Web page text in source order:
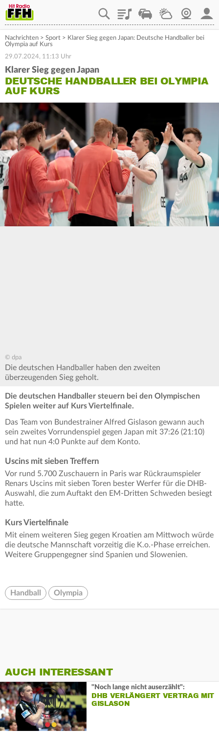
PlaylistStaupilotWetterWebcam
Nachrichten > Sport > Klarer Sieg gegen Japan: Deutsche Handballer bei
Olympia auf Kurs
29.07.2024, 11:13 Uhr
Klarer Sieg gegen Japan
DEUTSCHE HANDBALLER BEI OLYMPIA
AUF KURS
© dpa
Die deutschen Handballer haben den zweiten
überzeugenden Sieg geholt.
Die deutschen Handballer steuern bei den Olympischen
Spielen weiter auf Kurs Viertelfinale.
Das Team von Bundestrainer Alfred Gislason gewann auch
sein zweites Vorrundenspiel gegen Japan mit 37:26 (21:10)
und hat nun 4:0 Punkte auf dem Konto.
Uscins mit sieben Treffern
Vor rund 5.700 Zuschauern in Paris war Rückraumspieler
Renars Uscins mit sieben Toren bester Werfer für die DHB-
Auswahl, die zum Auftakt den EM-Dritten Schweden besiegt
hatte.
Kurs Viertelfinale
Mit einem weiteren Sieg gegen Kroatien am Mittwoch würde
die deutsche Mannschaft vorzeitig die K.o.-Phase erreichen.
Weitere Gruppengegner sind Spanien und Slowenien.
Handball Olympia
AUCH INTERESSANT
"Noch lange nicht auserzählt":
DHB VERLÄNGERT VERTRAG MIT
GISLASON